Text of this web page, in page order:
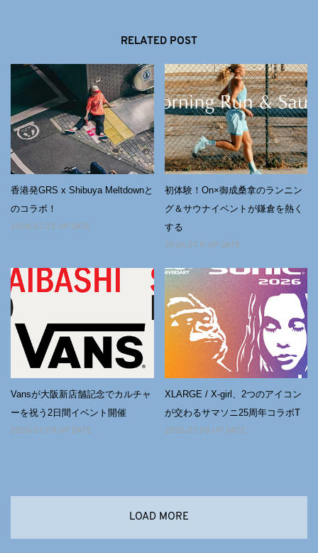
RELATED POST
香港発GRS x Shibuya Meltdownと
のコラボ！
2026.07.23 UP DATE
初体験！On×御成桑拿のランニン
グ＆サウナイベントが鎌倉を熱く
する
2026.07.11 UP DATE
Vansが大阪新店舗記念でカルチャ
ーを祝う2日間イベント開催
2026.07.09 UP DATE
XLARGE / X-girl、2つのアイコン
が交わるサマソニ25周年コラボT
2026.07.08 UP DATE
LOAD MORE